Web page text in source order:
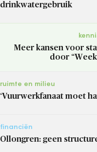
drinkwatergebruik
Meer kansen voor
door
ruimte en milieu
‘Vuurwerkfanaat moet
financiën
Ollongren: geen